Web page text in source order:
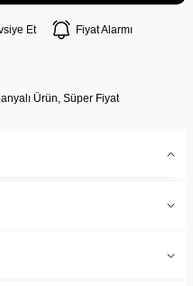
Et Fiyat Alarmı
Ürün, Süper Fiyat